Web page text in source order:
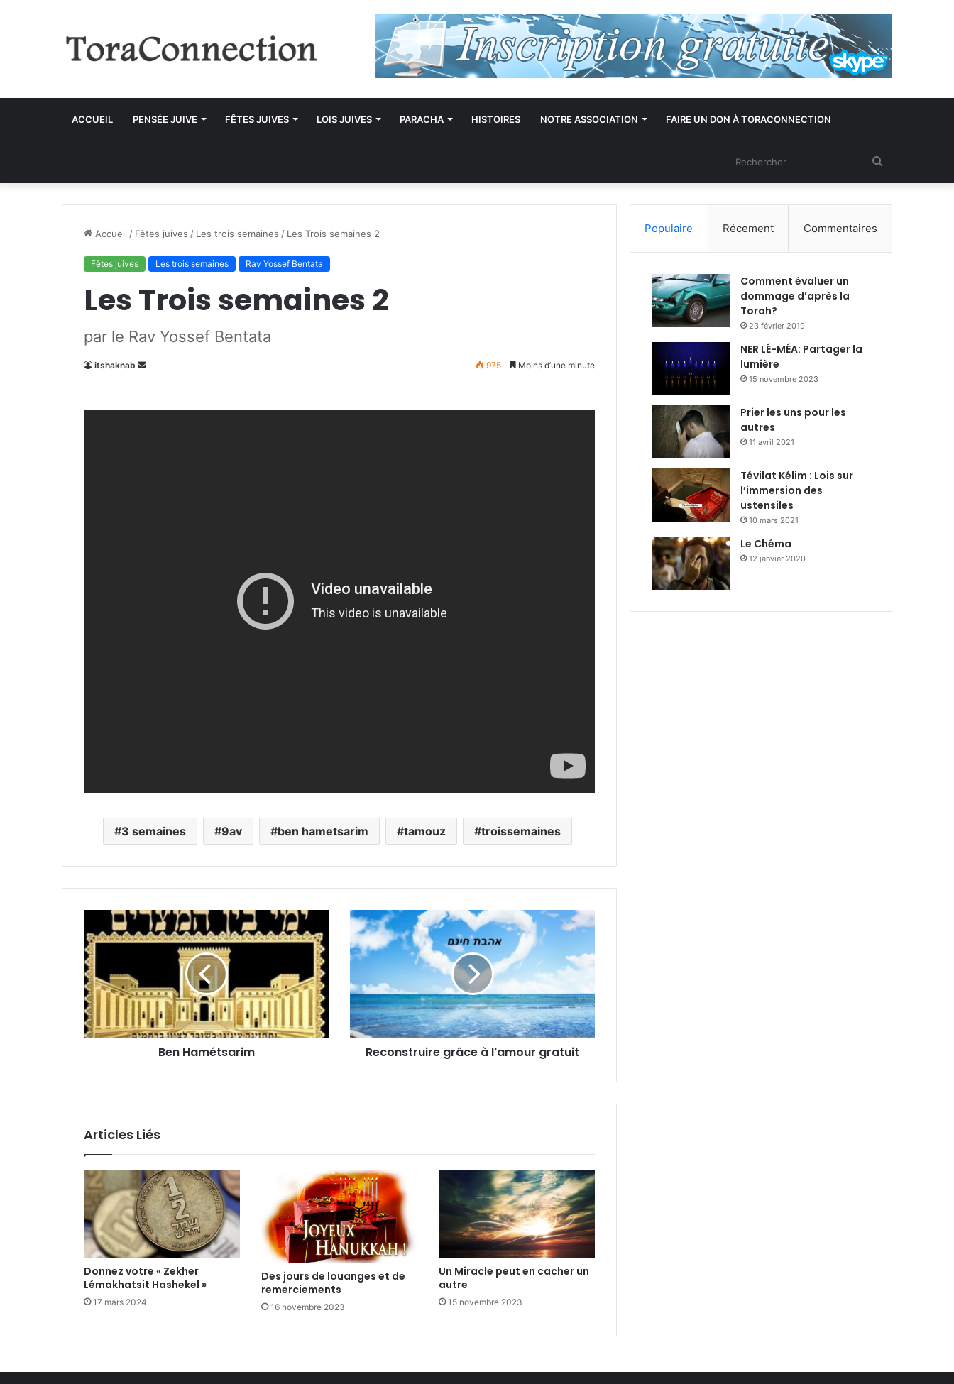
ACCUEIL PENSÉE JUIVE FÊTES JUIVES LOIS JUIVES PARACHA HISTOIRES NOTRE ASSOCIATION FAIRE UN DON À TORACONNECTION
Accueil / Fêtes juives / Les trois semaines / Les Trois semaines 2
Fêtes juives Les trois semaines Rav Yossef Bentata
Les Trois semaines 2
par le Rav Yossef Bentata
itshaknab
Envoyer
975 Moins d’une minute
3 semaines 9av ben hametsarim tamouz troissemaines
Ben Hamétsarim Reconstruire grâce à l'amour gratuit
Articles Liés
Donnez votre « Zekher
Lémakhatsit Hashekel »
17 mars 2024
Des jours de louanges et de
remerciements
16 novembre 2023
Un Miracle peut en cacher un
autre
15 novembre 2023
Populaire Récement Commentaires
Comment évaluer un
dommage d’après la
Torah?
23 février 2019
NER LÉ-MÉA: Partager la
lumière
15 novembre 2023
Prier les uns pour les
autres
11 avril 2021
Tévilat Kélim : Lois sur
l’immersion des
ustensiles
10 mars 2021
Le Chéma
12 janvier 2020